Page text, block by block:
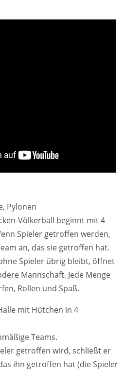
Pylonen
Völkerball beginnt mit 4
Spieler getroffen werden,
an, das sie getroffen hat.
Spieler übrig bleibt, öffnet
Mannschaft. Jede Menge
Rollen und Spaß.
mit Hütchen in 4
Teams.
getroffen wird, schließt er
ihn getroffen hat (die Spieler